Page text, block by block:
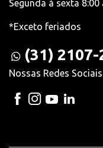
Segunda à sexta 8:00
*Exceto feriados
(31) 2107-
Nossas Redes Sociais